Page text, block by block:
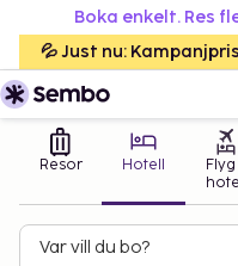
Boka enkelt. Res
💦 Just nu:
Resor Hotell
Flyg
Var vill du bo?